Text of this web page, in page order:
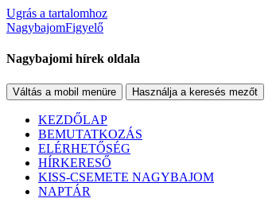
Ugrás a tartalomhoz
NagybajomFigyelő
Nagybajomi hírek oldala
Váltás a mobil menüre Használja a keresés mezőt
KEZDŐLAP
BEMUTATKOZÁS
ELÉRHETŐSÉG
HÍRKERESŐ
KISS-CSEMETE NAGYBAJOM
NAPTÁR